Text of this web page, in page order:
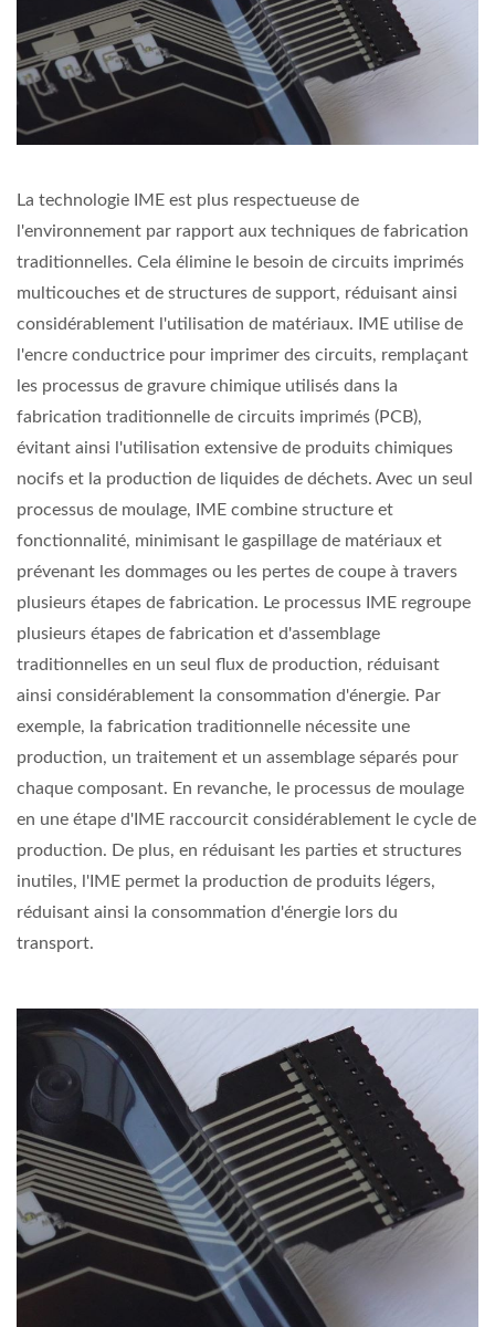
La technologie IME est plus respectueuse de
l'environnement par rapport aux techniques de fabrication
traditionnelles. Cela élimine le besoin de circuits imprimés
multicouches et de structures de support, réduisant ainsi
considérablement l'utilisation de matériaux. IME utilise de
l'encre conductrice pour imprimer des circuits, remplaçant
les processus de gravure chimique utilisés dans la
fabrication traditionnelle de circuits imprimés (PCB),
évitant ainsi l'utilisation extensive de produits chimiques
nocifs et la production de liquides de déchets. Avec un seul
processus de moulage, IME combine structure et
fonctionnalité, minimisant le gaspillage de matériaux et
prévenant les dommages ou les pertes de coupe à travers
plusieurs étapes de fabrication. Le processus IME regroupe
plusieurs étapes de fabrication et d'assemblage
traditionnelles en un seul flux de production, réduisant
ainsi considérablement la consommation d'énergie. Par
exemple, la fabrication traditionnelle nécessite une
production, un traitement et un assemblage séparés pour
chaque composant. En revanche, le processus de moulage
en une étape d'IME raccourcit considérablement le cycle de
production. De plus, en réduisant les parties et structures
inutiles, l'IME permet la production de produits légers,
réduisant ainsi la consommation d'énergie lors du
transport.